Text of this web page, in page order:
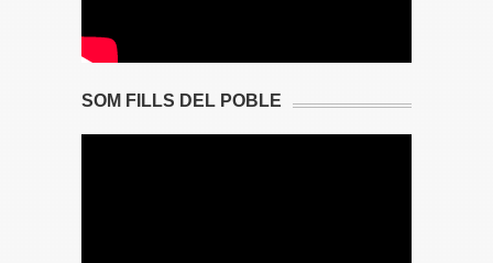
SOM FILLS DEL POBLE